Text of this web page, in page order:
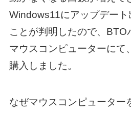
Windows11にアップデー
ことが判明したので、BTO
マウスコンピューターにて
購入しました。
なぜマウスコンピューター